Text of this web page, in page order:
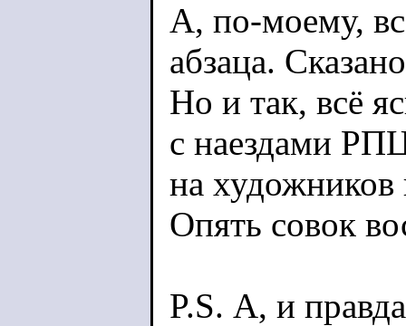
А, по-моему,
абзаца.
Но и так, всё
с наездами
на художников
Опять совок
P.S. А, и